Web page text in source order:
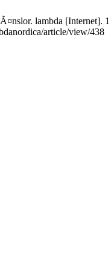
lambda [Internet].
article/view/438